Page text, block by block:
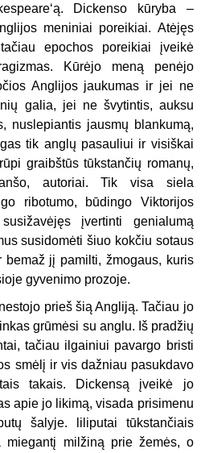
Dickenso kūryba –
meniniai poreikiai. Atėjęs
epochos poreikiai įveikė
Kūrėjo meną penėjo
Anglijos jaukumas ir jei ne
galia, jei ne švytintis, auksu
nuslepiantis jausmų blankumą,
tik anglų pasauliui ir visiškai
graibštūs tūkstančių romanų,
autoriai. Tik visa siela
ribotumo, būdingo Viktorijos
įvertinti genialumą
susidomėti šiuo kokčiu sotaus
jį pamilti, žmogaus, kuris
gyvenimo prozoje.
prieš šią Angliją. Tačiau jo
grūmėsi su anglu. Iš pradžių
tačiau ilgainiui pavargo bristi
smėlį ir vis dažniau pasukdavo
takais. Dickensą įveikė jo
apie jo likimą, visada prisimenu
šalyje. liliputai tūkstančiais
miegantį milžiną prie žemės, o